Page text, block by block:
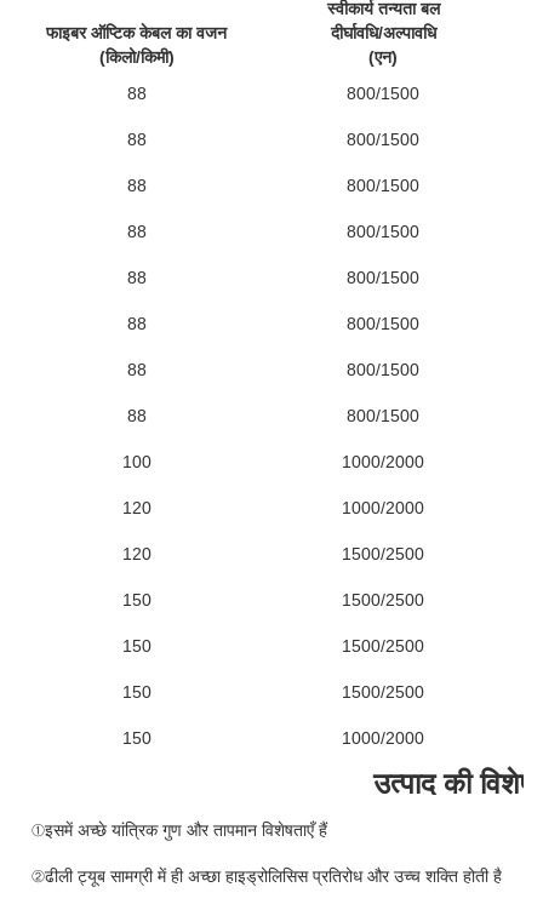
फाइबर ऑप्टिक केबल का वजन
(किलो/किमी)
स्वीकार्य तन्यता बल
दीर्घावधि/अल्पावधि
(एन)
88 800/1500
88 800/1500
88 800/1500
88 800/1500
88 800/1500
88 800/1500
88 800/1500
88 800/1500
100 1000/2000
120 1000/2000
120 1500/2500
150 1500/2500
150 1500/2500
150 1500/2500
150 1000/2000
उत्पाद की
①इसमें अच्छे यांत्रिक गुण और तापमान विशेषताएँ हैं
②ढीली ट्यूब सामग्री में ही अच्छा हाइड्रोलिसिस प्रतिरोध और उच्च शक्ति होती है